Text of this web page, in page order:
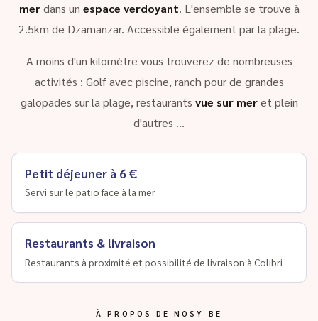
merdans un espace verdoyant. L'ensemble se trouve à
2.5km de Dzamanzar. Accessible également par la plage.
A moins d'un kilomètre vous trouverez de nombreuses
activités : Golf avec piscine, ranch pour de grandes
galopades sur la plage, restaurants vue sur meret plein
d'autres …
Petit déjeuner à 6 €
Servi sur le patio face à la mer
Restaurants & livraison
Restaurants à proximité et possibilité de livraison à Colibri
À PROPOS DE NOSY BE